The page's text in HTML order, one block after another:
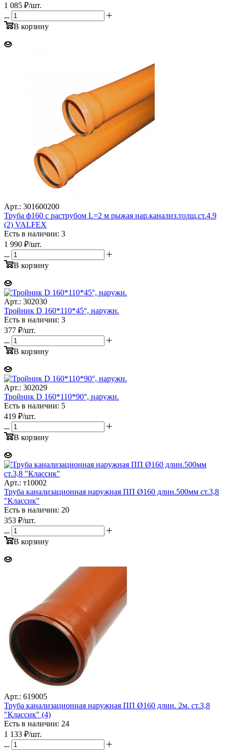
1 085 ₽/шт.
В корзину
Арт.: 301600200
Труба ф160 с раструбом L=2 м рыжая нар.канализ.толщ.ст.4.9
(2) VALFEX
Есть в наличии: 3
1 990 ₽/шт.
В корзину
Арт.: 302030
Тройник D 160*110*45°, наружн.
Есть в наличии: 3
377 ₽/шт.
В корзину
Арт.: 302029
Тройник D 160*110*90°, наружн.
Есть в наличии: 5
419 ₽/шт.
В корзину
Арт.: т10002
Труба канализационная наружная ПП Ø160 длин.500мм ст.3,8
"Классик"
Есть в наличии: 20
353 ₽/шт.
В корзину
Арт.: 619005
Труба канализационная наружная ПП Ø160 длин. 2м. ст.3,8
"Классик" (4)
Есть в наличии: 24
1 133 ₽/шт.